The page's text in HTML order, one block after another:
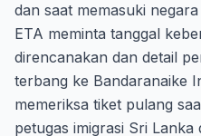
dan saat memasuki
ETA meminta tanggal
direncanakan dan detail
terbang ke Bandaranaike
memeriksa tiket pulang
petugas imigrasi Sri Lanka